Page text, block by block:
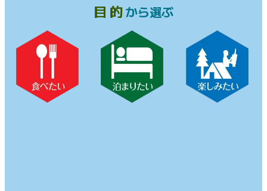
目的から選ぶ